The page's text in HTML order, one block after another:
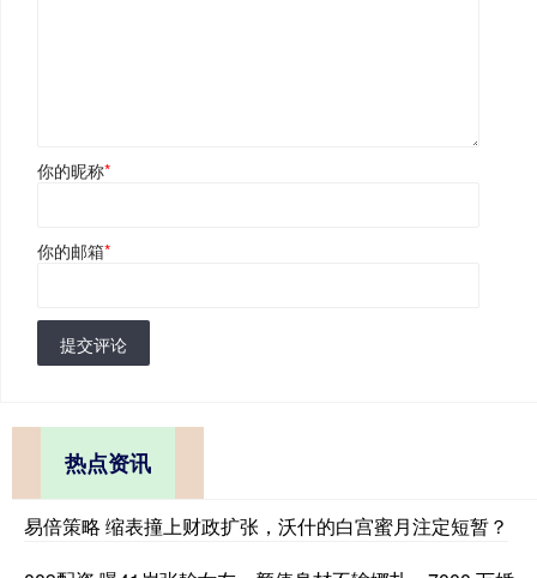
你的昵称*
你的邮箱*
提交评论
热点资讯
易倍策略 缩表撞上财政扩张，沃什的白宫蜜月注定短暂？